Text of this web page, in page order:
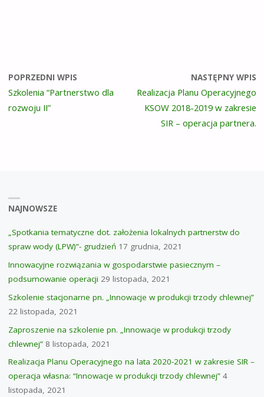
POPRZEDNI WPIS
Szkolenia “Partnerstwo dla
rozwoju II”
NASTĘPNY WPIS
Realizacja Planu Operacyjnego
KSOW 2018-2019 w zakresie
SIR – operacja partnera.
NAJNOWSZE
„Spotkania tematyczne dot. założenia lokalnych partnerstw do
spraw wody (LPW)”- grudzień 17 grudnia, 2021
Innowacyjne rozwiązania w gospodarstwie pasiecznym –
podsumowanie operacji 29 listopada, 2021
Szkolenie stacjonarne pn. „Innowacje w produkcji trzody chlewnej”
22 listopada, 2021
Zaproszenie na szkolenie pn. „Innowacje w produkcji trzody
chlewnej” 8 listopada, 2021
Realizacja Planu Operacyjnego na lata 2020-2021 w zakresie SIR –
operacja własna: “Innowacje w produkcji trzody chlewnej” 4
listopada, 2021